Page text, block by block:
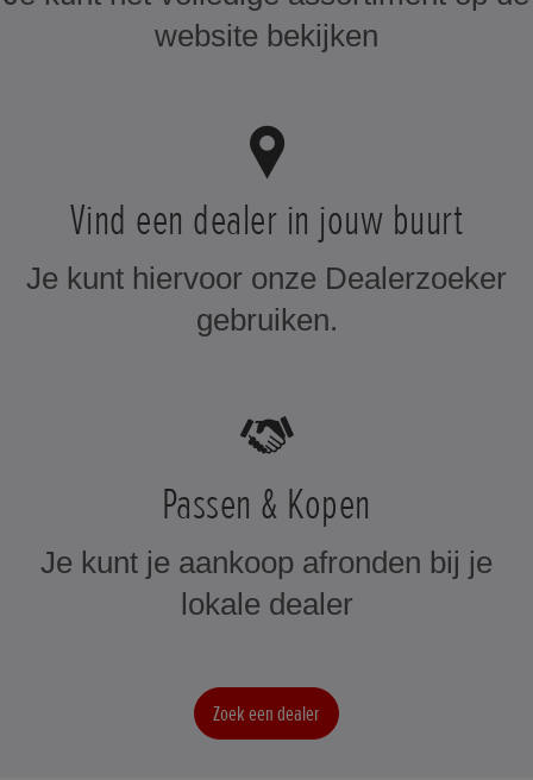
website bekijken
Vind een dealer in jouw buurt
Je kunt hiervoor onze Dealerzoeker
gebruiken.
Passen & Kopen
Je kunt je aankoop afronden bij je
lokale dealer
Zoek een dealer